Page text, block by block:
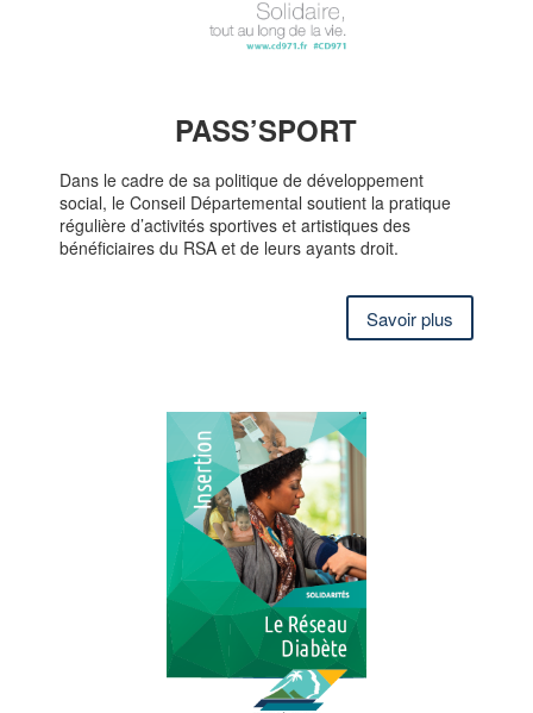
PASS’SPORT
Dans le cadre de sa politique de développement
social, le Conseil Départemental soutient la pratique
régulière d’activités sportives et artistiques des
bénéficiaires du RSA et de leurs ayants droit.
Savoir plus